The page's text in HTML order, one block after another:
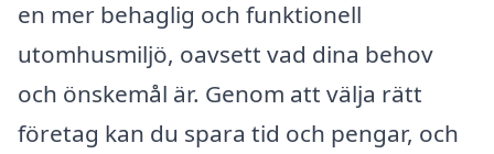
en mer behaglig och funktionell
utomhusmiljö, oavsett vad dina behov
och önskemål är. Genom att välja rätt
företag kan du spara tid och pengar, och